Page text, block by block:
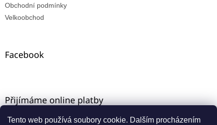
Tento web používá soubory cookie. Dalším procházením
Obchodní podmínky
Velkoobchod
Facebook
Přijímáme online platby